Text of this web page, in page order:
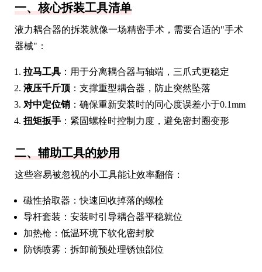
一、核心拆装工具清单
液力耦合器的拆装就像一场精密手术，需要合适的"手术
器械"：
拉马工具 ：用于分离耦合器与轴端，三爪式更稳定
液压千斤顶 ：支撑重型耦合器，防止突然坠落
对中定位销 ：确保重新安装时的同心度误差小于0.1mm
扭矩扳手 ：紧固螺栓时控制力度，避免密封圈变形
二、辅助工具的妙用
这些容易被忽视的小工具能让效率翻倍：
磁性拾取器：快速回收掉落的螺栓
导杆套装：安装时引导耦合器平稳就位
加热枪：低温环境下软化密封胶
防锈喷雾：拆卸前预处理锈蚀部位